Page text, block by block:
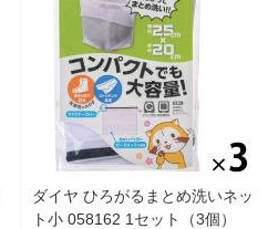
ダイヤ ひろがるまとめ洗いネッ
ト小 058162 1セット（3個）